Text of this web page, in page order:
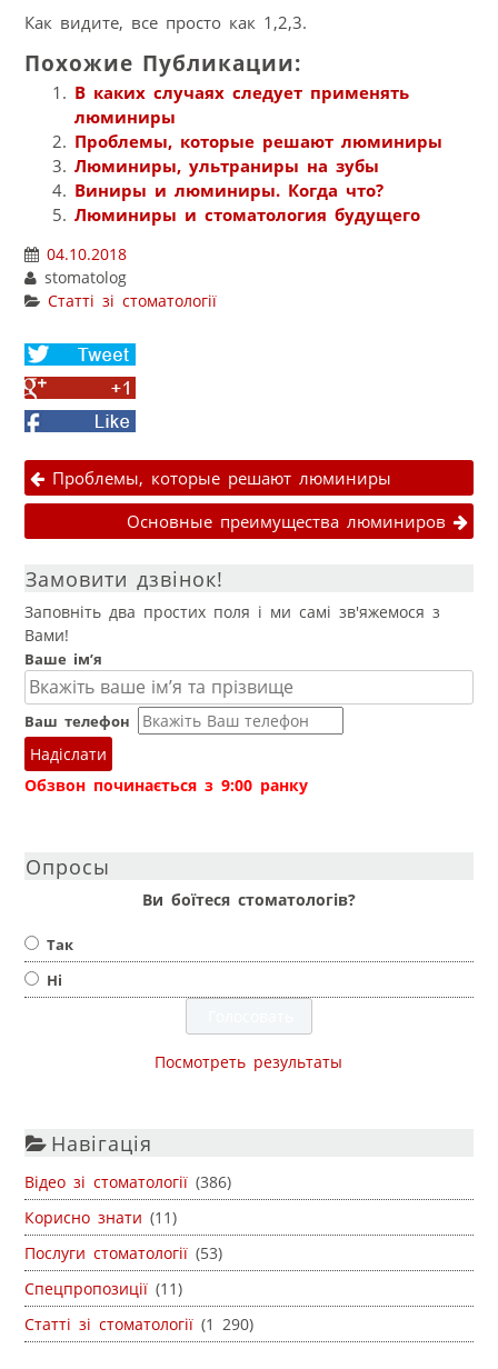
Как видите, все просто как 1,2,3.
Похожие Публикации:
В каких случаях следует применять
люминиры
Проблемы, которые решают люминиры
Люминиры, ультраниры на зубы
Виниры и люминиры. Когда что?
Люминиры и стоматология будущего
04.10.2018
stomatolog
Статті зі стоматології
Share
on
Twitter
Share
on
Google+
Facebook
Навігація публікаціями
Проблемы, которые решают люминиры
Основные преимущества люминиров
Замовити дзвінок!
Заповніть два простих поля і ми самі зв'яжемося з
Вами!
Ваше ім’я
Ваш телефон
Надіслати
Обзвон починається з 9:00 ранку
Опросы
Ви боїтеся стоматологів?
Так
Ні
Посмотреть результаты
Навігація
Відео зі стоматології (386)
Корисно знати (11)
Послуги стоматології (53)
Спецпропозиції (11)
Статті зі стоматології (1 290)